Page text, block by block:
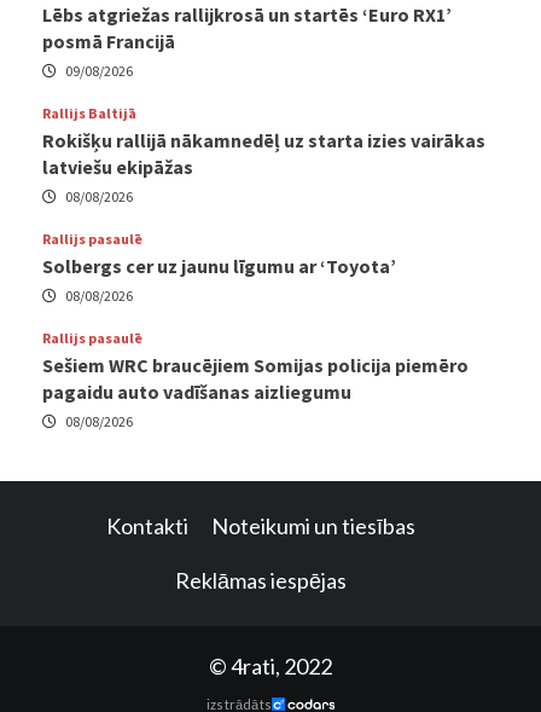
Lēbs atgriežas rallijkrosā un startēs ‘Euro RX1’
posmā Francijā
09/08/2026
Rallijs Baltijā
Rokišķu rallijā nākamnedēļ uz starta izies vairākas
latviešu ekipāžas
08/08/2026
Rallijs pasaulē
Solbergs cer uz jaunu līgumu ar ‘Toyota’
08/08/2026
Rallijs pasaulē
Sešiem WRC braucējiem Somijas policija piemēro
pagaidu auto vadīšanas aizliegumu
08/08/2026
Kontakti Noteikumi un tiesības
Reklāmas iespējas
© 4rati, 2022
izstrādāts